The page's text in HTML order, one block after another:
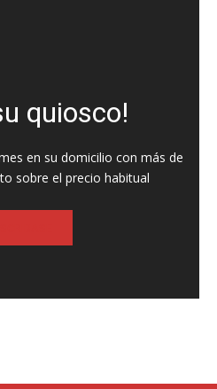
quiosco!
en su domicilio con más de
sobre el precio habitual